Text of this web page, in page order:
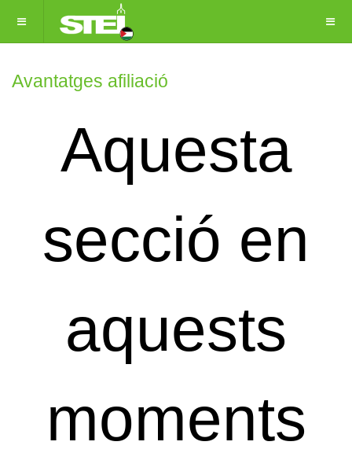
Avantatges afiliació
Aquesta
secció en
aquests
moments